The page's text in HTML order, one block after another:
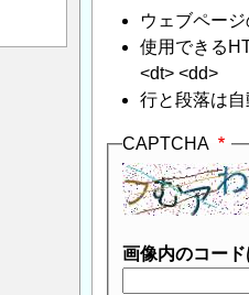
ウェブペー
使用できる
<dt> <dd>
行と段落は自
CAPTCHA
画像内のコー